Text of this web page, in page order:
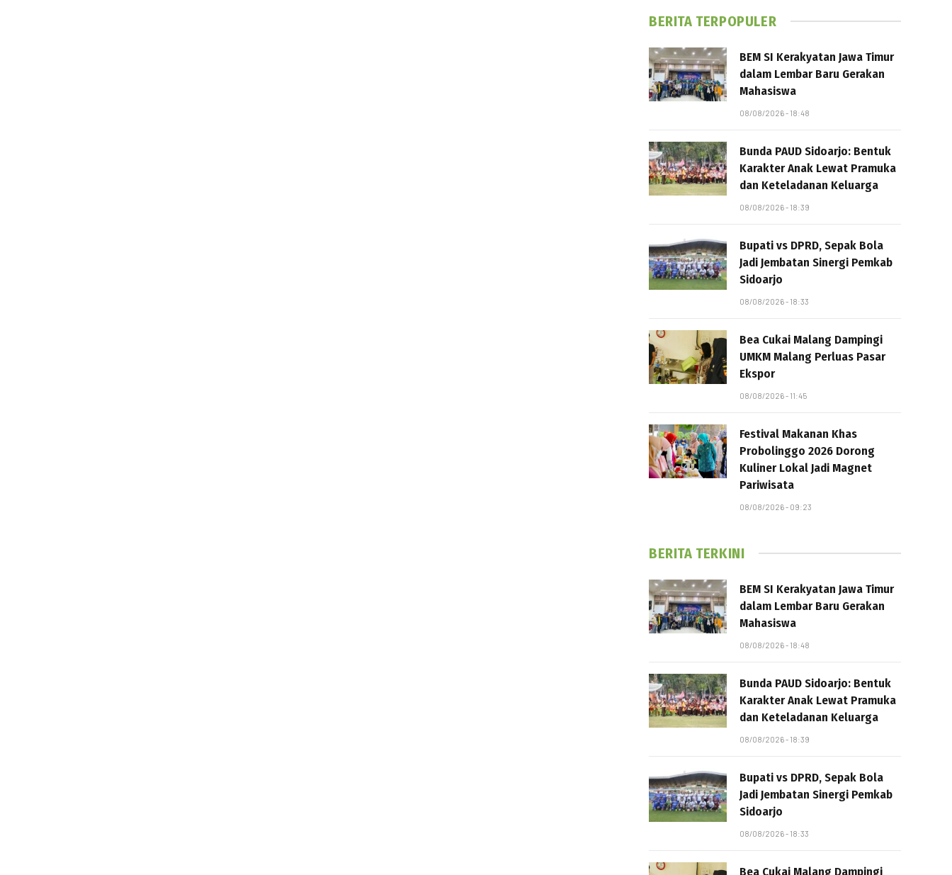
BERITA TERPOPULER
BEM SI Kerakyatan Jawa Timur
dalam Lembar Baru Gerakan
Mahasiswa
08/08/2026 - 18:48
Bunda PAUD Sidoarjo: Bentuk
Karakter Anak Lewat Pramuka
dan Keteladanan Keluarga
08/08/2026 - 18:39
Bupati vs DPRD, Sepak Bola
Jadi Jembatan Sinergi Pemkab
Sidoarjo
08/08/2026 - 18:33
Bea Cukai Malang Dampingi
UMKM Malang Perluas Pasar
Ekspor
08/08/2026 - 11:45
Festival Makanan Khas
Probolinggo 2026 Dorong
Kuliner Lokal Jadi Magnet
Pariwisata
08/08/2026 - 09:23
BERITA TERKINI
BEM SI Kerakyatan Jawa Timur
dalam Lembar Baru Gerakan
Mahasiswa
08/08/2026 - 18:48
Bunda PAUD Sidoarjo: Bentuk
Karakter Anak Lewat Pramuka
dan Keteladanan Keluarga
08/08/2026 - 18:39
Bupati vs DPRD, Sepak Bola
Jadi Jembatan Sinergi Pemkab
Sidoarjo
08/08/2026 - 18:33
Bea Cukai Malang Dampingi